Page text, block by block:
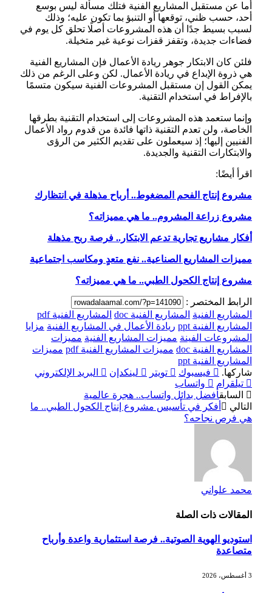
أما عن مستقبل المشاريع الفنية فتلك مسألة ليس بوسع
أحد، حسب ظني، توقعها أو التنبؤ بما تكون عليه؛ وذلك
لسبب بسيط جدًا أن هذه المشروعات أصلًا تحلق كل يوم في
فضاءات جديدة، وتقفز قفزات نوعية غير متخيلة.
فلئن كان الابتكار جوهر ريادة الأعمال فإن المشاريع الفنية
هي ذروة الإبداع في ريادة الأعمال. لكن وعلى الرغم من ذلك
يمكن القول إن مستقبل المشروعات الفنية سيكون متسمًا
بالإفراط في استخدام التقنية.
وإنما ستعمد هذه المشروعات إلى استخدام التقنية بطرقها
الخاصة، ولن تعدم التقنية ذاتها فائدة من قدوم رواد الأعمال
الفنيين إليها؛ إذ سيعملون على تقديم الكثير من الرؤى
والابتكارات التقنية والجديدة.
اقرأ أيضًا:
مشروع إنتاج الفحم المضغوط.. أرباح مذهلة في انتظارك
مشروع زراعة المشروم.. ما هي مميزاته؟
أفكار مشاريع تجارية تدعم الابتكار.. فرصة ربح مذهلة
مميزات المشاريع الصناعية.. نفع متعدٍ ومكاسب اجتماعية
مشروع إنتاج الكحول الطبي.. ما هي مميزاته؟
الرابط المختصر :
المشاريع الفنية
المشاريع الفنية doc
المشاريع الفنية pdf
المشاريع الفنية ppt
ريادة الأعمال في المشاريع الفنية مزايا
المشروعات الفينة مميزات المشاريع الفنية مميزات
المشاريع الفنية doc
مميزات المشاريع الفنية pdf
مميزات
المشاريع الفنية ppt
شاركها.
فيسبوك تويتر لينكدإن
البريد الإلكتروني
تيلقرام
واتساب
السابقأفضل بدائل واتساب.. هجرة عالمية
التالي
أفكر في تأسيس مشروع إنتاج الكحول الطبي.. ما
هي فرص نجاحه؟
محمد علواني
المقالات ذات الصلة
استوديو الهوية الصوتية.. فرصة استثمارية واعدة وأرباح
متصاعدة
3 أغسطس، 2026